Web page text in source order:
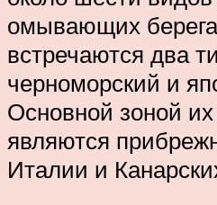
омывающих
встречаются два
черноморский и
Основной зоной
являются
Италии и